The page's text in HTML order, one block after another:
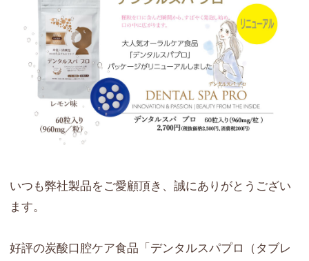
いつも弊社製品をご愛顧頂き、誠にありがとうござい
ます。
好評の炭酸口腔ケア食品「デンタルスパプロ（タブレ